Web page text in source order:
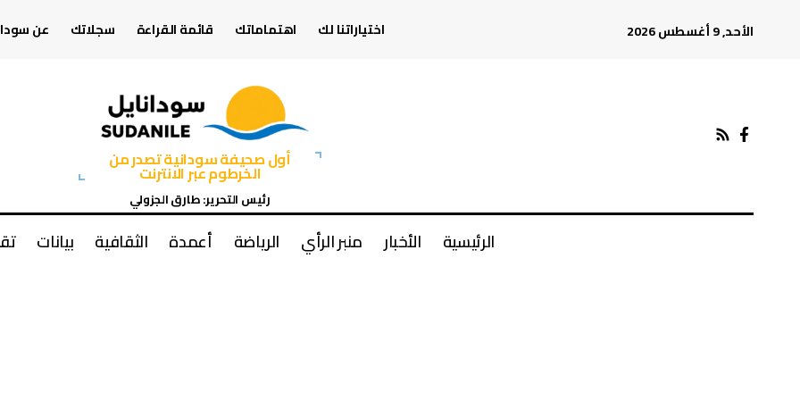
الأحد, 9 أغسطس 2026 اختياراتنا لك اهتماماتك قائمة القراءة سجلاتك عن
أول صحيفة سودانية تصدر من
الخرطوم عبر الانترنت
رئيس التحرير: طارق الجزولي
الرئيسية الأخبار منبر الرأي الرياضة أعمدة الثقافية بيانات